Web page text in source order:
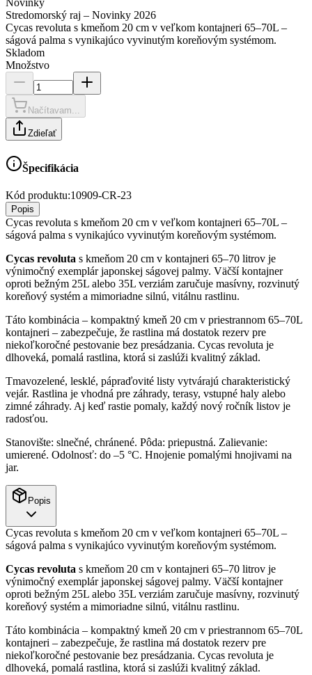
Stredomorský raj – Novinky 2026
Cycas revoluta s kmeňom 20 cm v veľkom kontajneri 65–70L –
ságová palma s vynikajúco vyvinutým koreňovým systémom.
Skladom
Množstvo
Načítavam...
Zdieľať
Špecifikácia
Kód produktu:10909-CR-23
Popis
Cycas revoluta s kmeňom 20 cm v veľkom kontajneri 65–70L –
ságová palma s vynikajúco vyvinutým koreňovým systémom.
Cycas revoluta s kmeňom 20 cm v kontajneri 65–70 litrov je
výnimočný exemplár japonskej ságovej palmy. Väčší kontajner
oproti bežným 25L alebo 35L verziám zaručuje masívny, rozvinutý
koreňový systém a mimoriadne silnú, vitálnu rastlinu.
Táto kombinácia – kompaktný kmeň 20 cm v priestrannom 65–70L
kontajneri – zabezpečuje, že rastlina má dostatok rezerv pre
niekoľkoročné pestovanie bez presádzania. Cycas revoluta je
dlhoveká, pomalá rastlina, ktorá si zaslúži kvalitný základ.
Tmavozelené, lesklé, pápraďovité listy vytvárajú charakteristický
vejár. Rastlina je vhodná pre záhrady, terasy, vstupné haly alebo
zimné záhrady. Aj keď rastie pomaly, každý nový ročník listov je
radosťou.
Stanovište: slnečné, chránené. Pôda: priepustná. Zalievanie:
umierené. Odolnosť: do –5 °C. Hnojenie pomalými hnojivami na
jar.
Popis
Cycas revoluta s kmeňom 20 cm v veľkom kontajneri 65–70L –
ságová palma s vynikajúco vyvinutým koreňovým systémom.
Cycas revoluta s kmeňom 20 cm v kontajneri 65–70 litrov je
výnimočný exemplár japonskej ságovej palmy. Väčší kontajner
oproti bežným 25L alebo 35L verziám zaručuje masívny, rozvinutý
koreňový systém a mimoriadne silnú, vitálnu rastlinu.
Táto kombinácia – kompaktný kmeň 20 cm v priestrannom 65–70L
kontajneri – zabezpečuje, že rastlina má dostatok rezerv pre
niekoľkoročné pestovanie bez presádzania. Cycas revoluta je
dlhoveká, pomalá rastlina, ktorá si zaslúži kvalitný základ.